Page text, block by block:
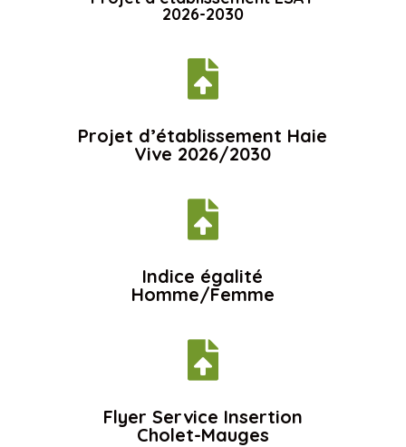
2026-2030

Projet d’établissement Haie
Vive 2026/2030

Indice égalité
Homme/Femme

Flyer Service Insertion
Cholet-Mauges